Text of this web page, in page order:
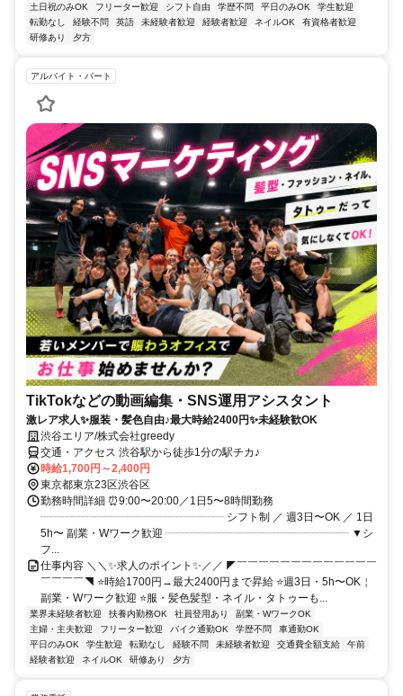
土日祝のみOK
フリーター歓迎 シフト自由 学歴不問 平日のみOK
学生歓迎
転勤なし
経験不問 英語 未経験者歓迎 経験者歓迎 ネイルOK
有資格者歓迎
研修あり
夕方
アルバイト・パート
TikTokなどの動画編集・SNS運用アシスタント
激レア求人✨服装・髪色自由♪最大時給2400円✨未経験歓OK
渋谷エリア/株式会社greedy
交通・アクセス 渋谷駅から徒歩1分の駅チカ♪
時給1,700円～2,400円
東京都東京23区渋谷区
勤務時間詳細 ⏰9:00〜20:00／1日5〜8時間勤務
┈┈┈┈┈┈┈┈┈┈┈┈┈┈┈┈┈ シフト制 ／ 週3日〜OK ／ 1日
5h〜 副業・Wワーク歓迎 ┈┈┈┈┈┈┈┈┈┈┈┈┈┈┈┈┈ ▼シ
フ...
仕事内容 ＼＼✨求人のポイント✨／／ ◤￣￣￣￣￣￣￣￣￣￣￣￣￣
￣￣￣￣◥ ⭐時給1700円→最大2400円まで昇給 ⭐週3日・5h〜OK￤
副業・Wワーク歓迎 ⭐服・髪色髪型・ネイル・タトゥーも...
業界未経験者歓迎 扶養内勤務OK 社員登用あり
副業・WワークOK
主婦・主夫歓迎
フリーター歓迎 バイク通勤OK 学歴不問
車通勤OK
平日のみOK
学生歓迎 転勤なし 経験不問 未経験者歓迎 交通費全額支給
午前
経験者歓迎
ネイルOK 研修あり 夕方